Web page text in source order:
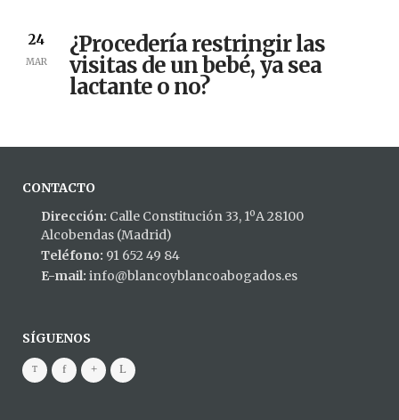
24
MAR
¿Procedería restringir las
visitas de un bebé, ya sea
lactante o no?
CONTACTO
Dirección: Calle Constitución 33, 1ºA 28100
Alcobendas (Madrid)
Teléfono: 91 652 49 84
E-mail: info@blancoyblancoabogados.es
SÍGUENOS